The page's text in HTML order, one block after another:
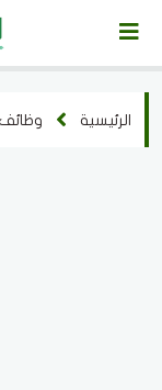
الرئيسية وظائف